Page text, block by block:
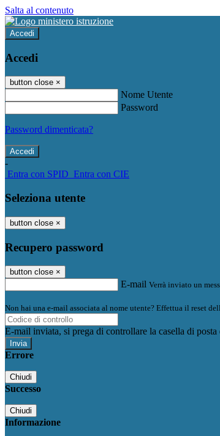
Salta al contenuto
Accedi
Accedi
button close ×
Nome Utente
Password
Password dimenticata?
-
Entra con SPID Entra con CIE
Seleziona utente
button close ×
Recupero password
button close ×
E-mail Verrà inviato un
Non hai una e-mail associata al nome utente? Effettua il reset
E-mail inviata, si prega di controllare la casella di posta
Errore
Chiudi
Successo
Chiudi
Informazione